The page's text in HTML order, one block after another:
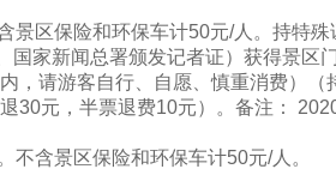
景区保险和环保车计50元/人。持特殊
家新闻总署颁发记者证）获得景区
，请游客自行、自愿、慎重消费）（
30元，半票退费10元）。备注：
含景区保险和环保车计50元/人。